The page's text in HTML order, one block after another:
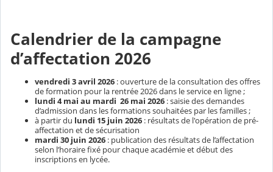
Calendrier de la campagne
d’affectation 2026
vendredi 3 avril 2026 : ouverture de la consultation des offres
de formation pour la rentrée 2026 dans le service en ligne ;
lundi 4 mai au mardi 26 mai 2026 : saisie des demandes
d’admission dans les formations souhaitées par les familles ;
à partir du lundi 15 juin 2026 : résultats de l'opération de pré-
affectation et de sécurisation
mardi 30 juin 2026 : publication des résultats de l’affectation
selon l’horaire fixé pour chaque académie et début des
inscriptions en lycée.